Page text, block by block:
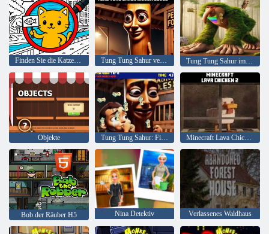
Finden Sie die Katzen -Katzensuche Tung Tung Sahur versteckt Tung Tung Sahur im italienischen Brainrot gefunden
Objekte Tung Tung Sahur: Finden Sie versteckte Karte Minecraft Lava Chicken 2
Bob der Räuber H5 Nina Detektiv Verlassenes Waldhaus